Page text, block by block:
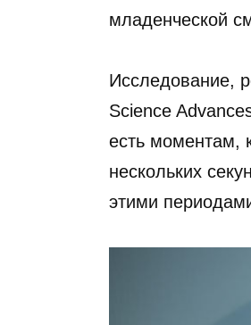
младенческой
Исследование,
Science
есть моментам,
нескольких
этими